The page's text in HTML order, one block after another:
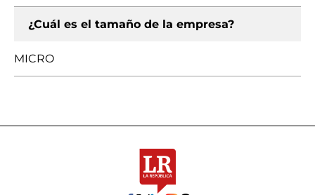
¿Cuál es el tamaño de la empresa?
MICRO